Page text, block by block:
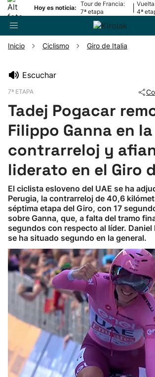
Hoy es noticia:
Tour de Francia:
7ª etapa
4ª
Pelota
Remo
Ciclismo
Herri-kirolak
Balonmano
Kirolak 360
Atletismo
Carreras de montaña
Más deportes
Inicio Ciclismo Giro de Italia
Escuchar
7ª ETAPA
Tadej Pogacar
Filippo Ganna en la
contrarreloj y
liderato en el Giro
El ciclista esloveno del UAE se ha
Perugia, la contrarreloj de 40,6
séptima etapa del Giro, con 17
sobre Ganna, que, a falta del tramo
segundos con respecto al líder. Daniel
se ha situado segundo en la general.